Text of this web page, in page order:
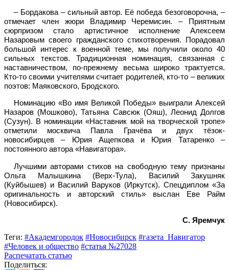
– Бордакова – сильный автор. Её победа безоговорочна, –
отмечает член жюри Владимир Черемисин. – Приятным
сюрпризом стало артистичное исполнение Алексеем
Назаровым своего гражданского стихотворения. Порадовал
большой интерес к военной теме, мы получили около 40
сильных текстов. Традиционная номинация, связанная с
наставничеством, по-прежнему весьма широко трактуется.
Кто-то своими учителями считает родителей, кто-то – великих
поэтов: Маяковского, Бродского.
Номинацию «Во имя Великой Победы» выиграли Алексей
Назаров (Мошково), Татьяна Савсюк (Ояш), Леонид Долгов
(Сузун). В номинации «Наставник мой на творческой тропе»
отметили москвича Павла Грачёва и двух тёзок-
новосибирцев – Юрия Ащепкова и Юрия Татаренко –
постоянного автора «Навигатора».
Лучшими авторами стихов на свободную тему признаны
Ольга Малышкина (Верх-Тула), Василий Закушняк
(Куйбышев) и Василий Варуков (Иркутск). Спецдиплом «За
оригинальность и авторский стиль» выслан Еве Райм
(Новосибирск).
С. Яремчук
Теги: #Академгородок #Новосибирск #газета_Навигатор
#Человек и общество #статья №27028
Распечатать статью
Поделиться: